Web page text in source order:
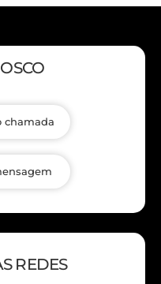
chamada
REDES